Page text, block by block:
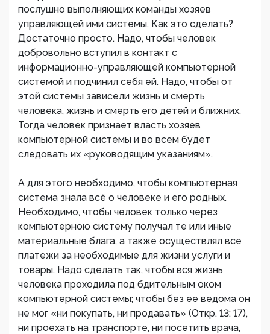
послушно выполняющих команды хозяев
управляющей ими системы. Как это сделать?
Достаточно просто. Надо, чтобы человек
добровольно вступил в контакт с
информационно-управляющей компьютерной
системой и подчинил себя ей. Надо, чтобы от
этой системы зависели жизнь и смерть
человека, жизнь и смерть его детей и ближних.
Тогда человек признает власть хозяев
компьютерной системы и во всем будет
следовать их «руководящим указаниям».
А для этого необходимо, чтобы компьютерная
система знала всё о человеке и его родных.
Необходимо, чтобы человек только через
компьютерною систему получал те или иные
материальные блага, а также осуществлял все
платежи за необходимые для жизни услуги и
товары. Надо сделать так, чтобы вся жизнь
человека проходила под бдительным оком
компьютерной системы; чтобы без ее ведома он
не мог «ни покупать, ни продавать» (Откр. 13: 17),
ни проехать на транспорте, ни посетить врача,